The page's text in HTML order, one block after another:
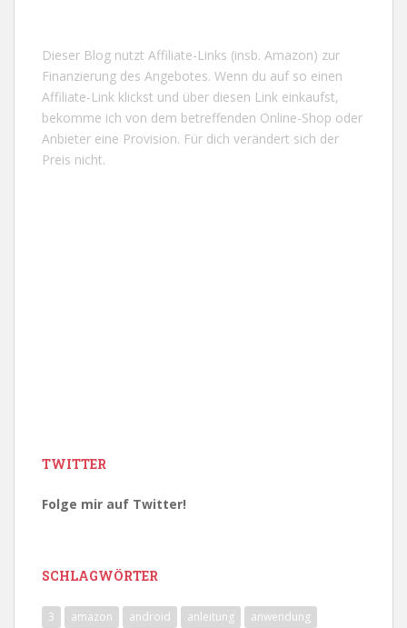
Dieser Blog nutzt Affiliate-Links (insb. Amazon) zur
Finanzierung des Angebotes. Wenn du auf so einen
Affiliate-Link klickst und über diesen Link einkaufst,
bekomme ich von dem betreffenden Online-Shop oder
Anbieter eine Provision. Für dich verändert sich der
Preis nicht.
TWITTER
Folge mir auf Twitter!
SCHLAGWÖRTER
3 amazon android anleitung
anwendung